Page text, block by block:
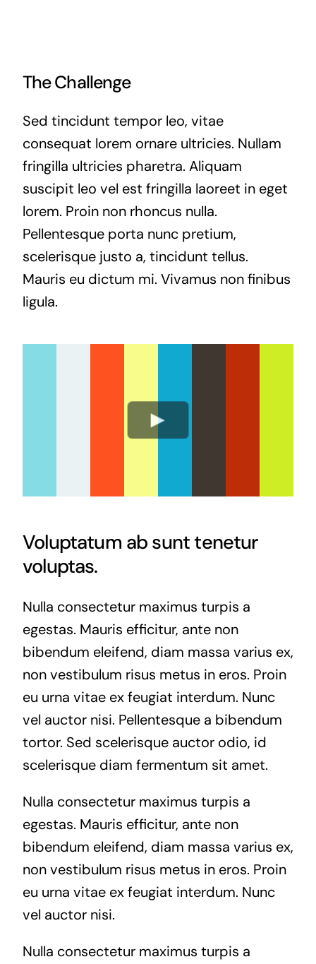
The Challenge
Sed tincidunt tempor leo, vitae
consequat lorem ornare ultricies. Nullam
fringilla ultricies pharetra. Aliquam
suscipit leo vel est fringilla laoreet in eget
lorem. Proin non rhoncus nulla.
Pellentesque porta nunc pretium,
scelerisque justo a, tincidunt tellus.
Mauris eu dictum mi. Vivamus non finibus
ligula.
Voluptatum ab sunt tenetur
voluptas.
Nulla consectetur maximus turpis a
egestas. Mauris efficitur, ante non
bibendum eleifend, diam massa varius ex,
non vestibulum risus metus in eros. Proin
eu urna vitae ex feugiat interdum. Nunc
vel auctor nisi. Pellentesque a bibendum
tortor. Sed scelerisque auctor odio, id
scelerisque diam fermentum sit amet.
Nulla consectetur maximus turpis a
egestas. Mauris efficitur, ante non
bibendum eleifend, diam massa varius ex,
non vestibulum risus metus in eros. Proin
eu urna vitae ex feugiat interdum. Nunc
vel auctor nisi.
Nulla consectetur maximus turpis a